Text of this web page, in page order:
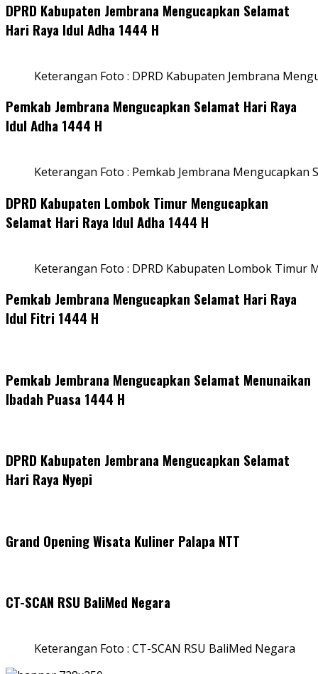
DPRD Kabupaten Jembrana Mengucapkan Selamat
Hari Raya Idul Adha 1444 H
Keterangan Foto : DPRD Kabupaten Jembrana
Pemkab Jembrana Mengucapkan Selamat Hari Raya
Idul Adha 1444 H
Keterangan Foto : Pemkab Jembrana Mengucapkan
DPRD Kabupaten Lombok Timur Mengucapkan
Selamat Hari Raya Idul Adha 1444 H
Keterangan Foto : DPRD Kabupaten Lombok Timur
Pemkab Jembrana Mengucapkan Selamat Hari Raya
Idul Fitri 1444 H
Pemkab Jembrana Mengucapkan Selamat Menunaikan
Ibadah Puasa 1444 H
DPRD Kabupaten Jembrana Mengucapkan Selamat
Hari Raya Nyepi
Grand Opening Wisata Kuliner Palapa NTT
CT-SCAN RSU BaliMed Negara
Keterangan Foto : CT-SCAN RSU BaliMed Negara